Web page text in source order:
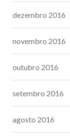
dezembro 2016
novembro 2016
outubro 2016
setembro 2016
agosto 2016